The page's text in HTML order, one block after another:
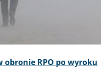
RPO po wyroku